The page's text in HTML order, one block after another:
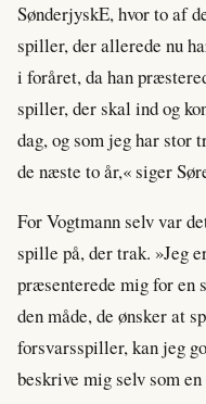
SønderjyskE, hvor to af
spiller, der allerede nu
i foråret, da han
spiller, der skal ind og
dag, og som jeg har stor
de næste to år,« siger
For Vogtmann selv var
spille på, der trak. »Jeg
præsenterede mig for en
den måde, de ønsker at
forsvarsspiller, kan jeg
beskrive mig selv som